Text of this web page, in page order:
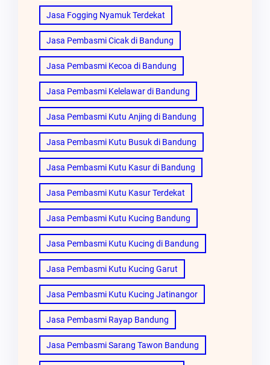
Jasa Fogging Nyamuk Terdekat
Jasa Pembasmi Cicak di Bandung
Jasa Pembasmi Kecoa di Bandung
Jasa Pembasmi Kelelawar di Bandung
Jasa Pembasmi Kutu Anjing di Bandung
Jasa Pembasmi Kutu Busuk di Bandung
Jasa Pembasmi Kutu Kasur di Bandung
Jasa Pembasmi Kutu Kasur Terdekat
Jasa Pembasmi Kutu Kucing Bandung
Jasa Pembasmi Kutu Kucing di Bandung
Jasa Pembasmi Kutu Kucing Garut
Jasa Pembasmi Kutu Kucing Jatinangor
Jasa Pembasmi Rayap Bandung
Jasa Pembasmi Sarang Tawon Bandung